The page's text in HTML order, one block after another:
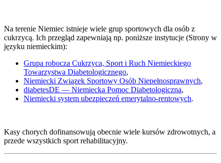
Na terenie Niemiec istnieje wiele grup sportowych dla osób z
cukrzycą. Ich przegląd zapewniają np. poniższe instytucje (Strony w
języku niemieckim):
Grupa robocza Cukrzyca, Sport i Ruch Niemieckiego
Towarzystwa Diabetologicznego,
Niemiecki Związek Sportowy Osób Niepełnosprawnych,
diabetesDE — Niemiecka Pomoc Diabetologiczna,
Niemiecki system ubezpieczeń emerytalno-rentowych.
Kasy chorych dofinansowują obecnie wiele kursów zdrowotnych, a
przede wszystkich sport rehabilitacyjny.